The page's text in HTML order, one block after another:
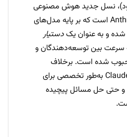
یا کلود)، نسل جدید هوش مصنوعی
توسعه‌یافته توسط Anthropic است که بر پایه مدل‌های
دستیار
سرعت بین توسعه‌دهندگان و
شده است. برخلاف
چت‌بات‌های عمومی، Claude-4 به‌طور تخصصی برای
و حتی حل مسائل پیچیده